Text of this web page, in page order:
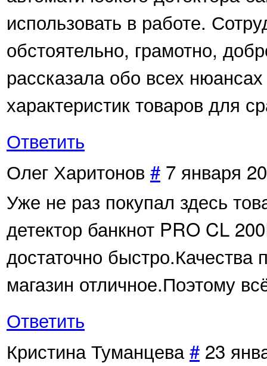
использовать в работе.
обстоятельно, грамотно,
рассказала обо всех
характеристик товаров для
Ответить
Олег Харитонов # 7 января
Уже не раз покупал здесь
детектор банкнот PRO CL
достаточно
магазин отличное.Поэтому
Ответить
Кристина Туманцева# 23